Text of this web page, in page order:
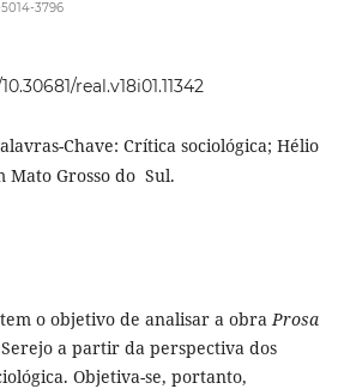
3796
real.v18i01.11342
Chave: Crítica sociológica; Hélio
Grosso do Sul.
o objetivo de analisar a obra Prosa
a partir da perspectiva dos
Objetiva-se, portanto,